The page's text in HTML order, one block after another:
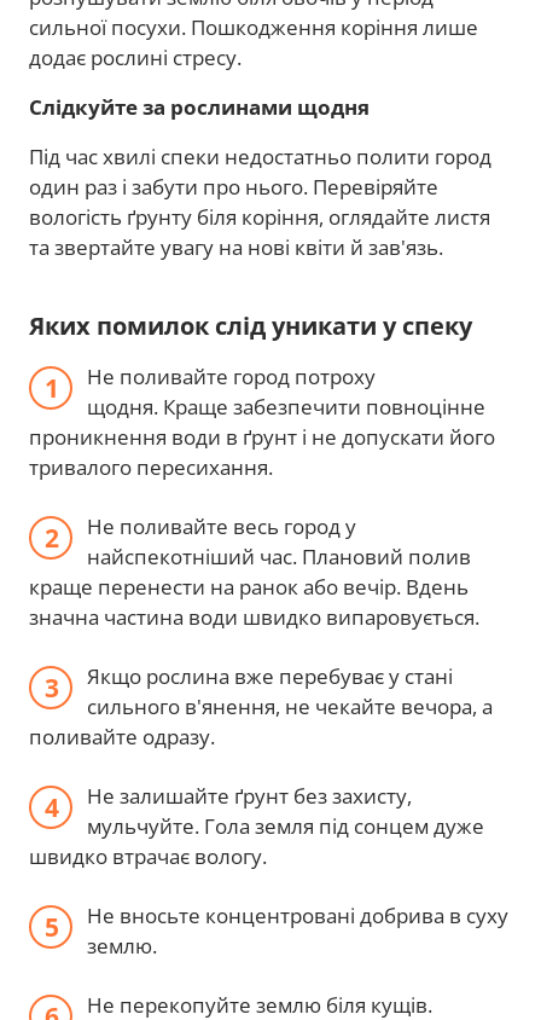
сильної посухи. Пошкодження коріння лише
додає рослині стресу.
Слідкуйте за рослинами щодня
Під час хвилі спеки недостатньо полити город
один раз і забути про нього. Перевіряйте
вологість ґрунту біля коріння, оглядайте листя
та звертайте увагу на нові квіти й зав'язь.
Яких помилок слід уникати у спеку
Не поливайте город потроху
щодня. Краще забезпечити повноцінне
проникнення води в ґрунт і не допускати його
тривалого пересихання.
Не поливайте весь город у
найспекотніший час. Плановий полив
краще перенести на ранок або вечір. Вдень
значна частина води швидко випаровується.
Якщо рослина вже перебуває у стані
сильного в'янення, не чекайте вечора, а
поливайте одразу.
Не залишайте ґрунт без захисту,
мульчуйте. Гола земля під сонцем дуже
швидко втрачає вологу.
Не вносьте концентровані добрива в суху
землю.
Не перекопуйте землю біля кущів.